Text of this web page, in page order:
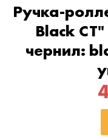
Ручка-
Black
чернил: